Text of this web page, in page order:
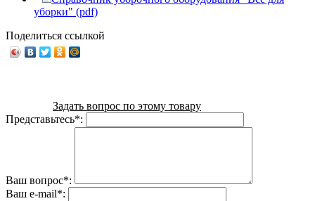
уборки" (pdf)
Поделиться ссылкой
Задать вопрос по этому товару
Представьтесь*:
Ваш вопрос*:
Ваш e-mail*: